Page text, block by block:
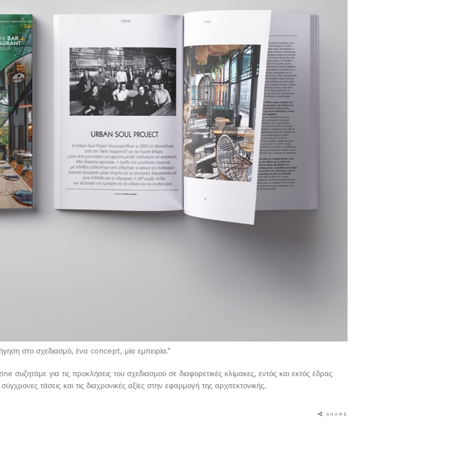
στο σχεδιασμό, ένα concept, μία εμπειρία.”
συζητάμε για τις προκλήσεις του σχεδιασμού σε διαφορετικές κλίμακες, εντός και εκτός έδρας
τάσεις και τις διαχρονικές αξίες στην εφαρμογή της αρχιτεκτονικής.
SHARE